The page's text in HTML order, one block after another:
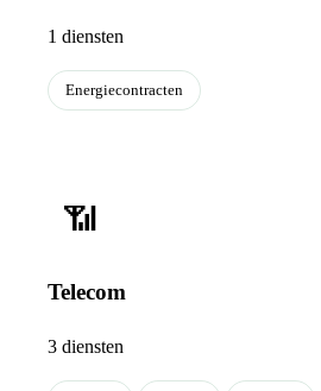
1 diensten
Energiecontracten
📶
Telecom
3 diensten